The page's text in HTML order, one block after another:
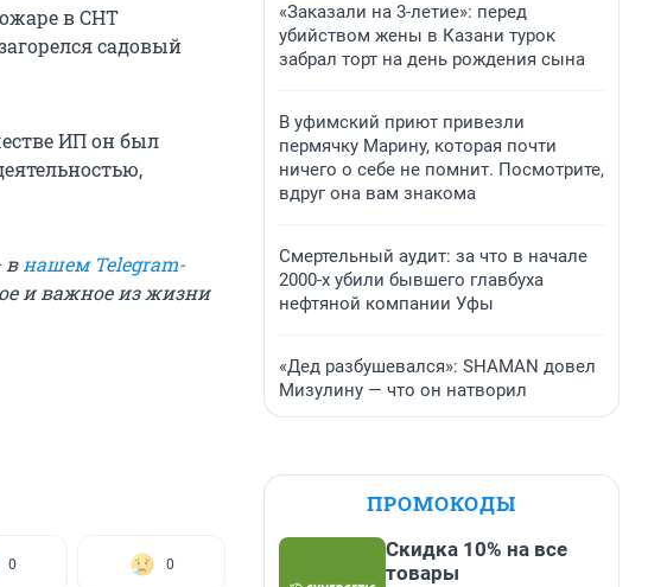
в СНТ
садовый
ИП он был
в нашем Telegram-
и важное из жизни
0 0
«Заказали на 3-летие»: перед
убийством жены в Казани турок
забрал торт на день рождения сына
В уфимский приют привезли
пермячку Марину, которая почти
ничего о себе не помнит. Посмотрите,
вдруг она вам знакома
Смертельный аудит: за что в начале
2000-х убили бывшего главбуха
нефтяной компании Уфы
«Дед разбушевался»: SHAMAN довел
Мизулину — что он натворил
ПРОМОКОДЫ
Скидка 10% на все
товары